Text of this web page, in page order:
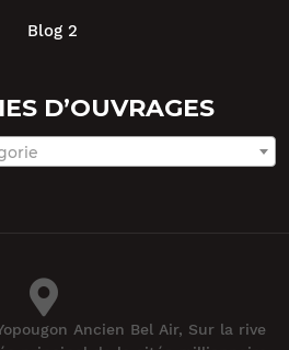
Blog 2
D’OUVRAGES
Ancien Bel Air, Sur la rive